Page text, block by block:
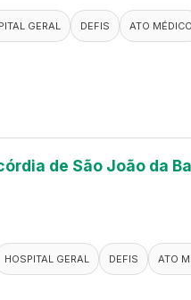
GERAL DEFIS ATO MÉDICO
de São João da
HOSPITAL GERAL DEFIS ATO